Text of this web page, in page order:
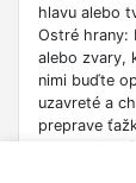
hlavu alebo
Ostré hrany:
alebo zvary,
nimi buďte
uzavreté a
preprave